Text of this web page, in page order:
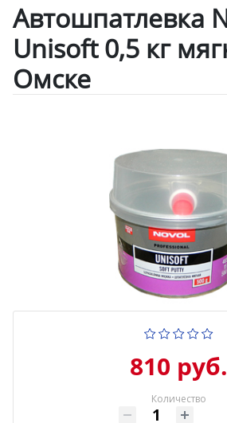
Автошпатлевка
Unisoft 0,5 кг
Омске
810 руб.
Количество